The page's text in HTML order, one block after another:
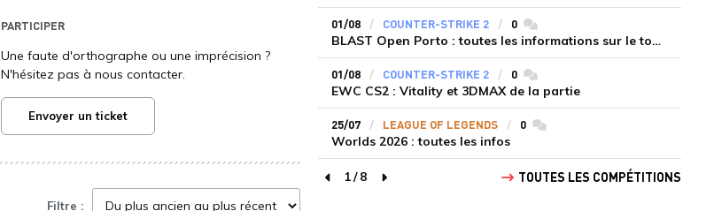
PARTICIPER
Une faute d'orthographe ou une imprécision ?
N'hésitez pas à nous contacter.
Envoyer un ticket
Filtre :
01/08 COUNTER-STRIKE 2 0commentaires
BLAST Open Porto : toutes les informations sur le tournoi
01/08 COUNTER-STRIKE 2 0commentaires
EWC CS2 : Vitality et 3DMAX de la partie
25/07 LEAGUE OF LEGENDS 0commentaires
Worlds 2026 : toutes les infos
page précédente
1/8
page suivante
TOUTES LES COMPÉTITIONS